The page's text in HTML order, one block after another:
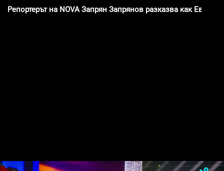
Репортерът на NOVA Запрян Запрянов разказва как